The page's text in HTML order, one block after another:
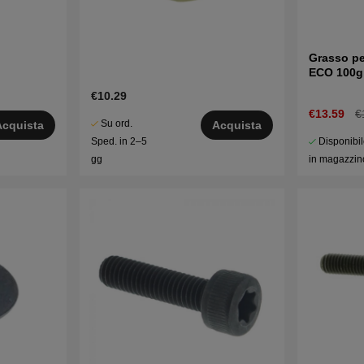
€10.29
Su ord.
Sped. in 2–5
gg
Acquista
Grasso
ECO 100g
€13.59
in